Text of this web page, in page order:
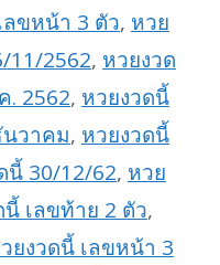
ลขหน้า 3 ตัว, หวย
11/2562, หวยงวด
. 2562, หวยงวดนี้
วาคม, หวยงวดนี้
นี้ 30/12/62, หวย
เลขท้าย 2 ตัว,
ยงวดนี้ เลขหน้า 3